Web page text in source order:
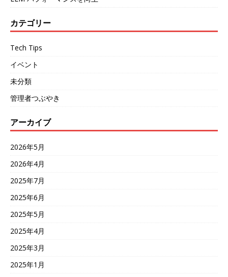
カテゴリー
Tech Tips
イベント
未分類
管理者つぶやき
アーカイブ
2026年5月
2026年4月
2025年7月
2025年6月
2025年5月
2025年4月
2025年3月
2025年1月